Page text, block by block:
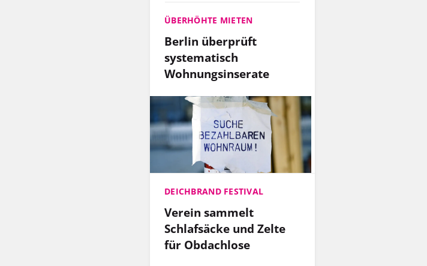
ÜBERHÖHTE MIETEN
Berlin überprüft
systematisch
Wohnungsinserate
DEICHBRAND FESTIVAL
Verein sammelt
Schlafsäcke und Zelte
für Obdachlose